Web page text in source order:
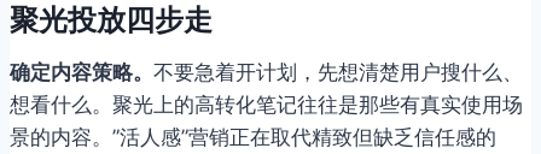
聚光投放四步走
确定内容策略。 不要急着开计划，先想清楚用户搜什么、
想看什么。聚光上的高转化笔记往往是那些有真实使用场
景的内容。”活人感”营销正在取代精致但缺乏信任感的